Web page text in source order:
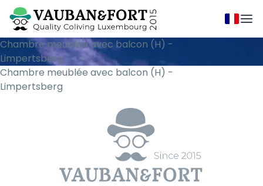
Chambre meublée avec balcon (H) -
Limpertsberg
Chambre meublée avec balcon (H) -
Limpertsberg